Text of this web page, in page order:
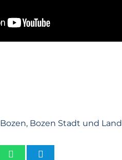
Bozen, Bozen Stadt und Land